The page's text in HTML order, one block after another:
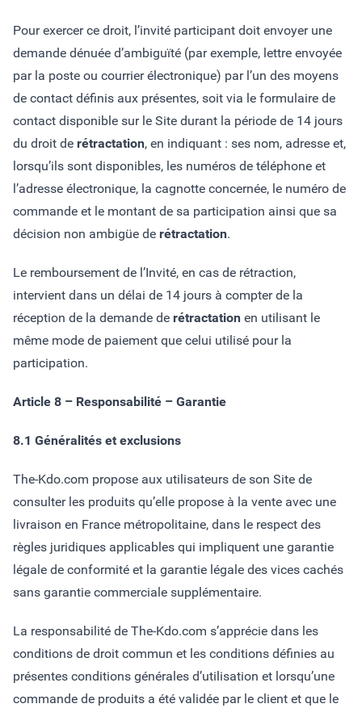
Pour exercer ce droit, l’invité participant doit envoyer une
demande dénuée d’ambiguïté (par exemple, lettre envoyée
par la poste ou courrier électronique) par l’un des moyens
de contact définis aux présentes, soit via le formulaire de
contact disponible sur le Site durant la période de 14 jours
du droit de rétractation, en indiquant : ses nom, adresse et,
lorsqu’ils sont disponibles, les numéros de téléphone et
l’adresse électronique, la cagnotte concernée, le numéro de
commande et le montant de sa participation ainsi que sa
décision non ambigüe de rétractation.
Le remboursement de l’Invité, en cas de rétraction,
intervient dans un délai de 14 jours à compter de la
réception de la demande de rétractation en utilisant le
même mode de paiement que celui utilisé pour la
participation.
Article 8 – Responsabilité – Garantie
8.1 Généralités et exclusions
The-Kdo.com propose aux utilisateurs de son Site de
consulter les produits qu’elle propose à la vente avec une
livraison en France métropolitaine, dans le respect des
règles juridiques applicables qui impliquent une garantie
légale de conformité et la garantie légale des vices cachés
sans garantie commerciale supplémentaire.
La responsabilité de The-Kdo.com s’apprécie dans les
conditions de droit commun et les conditions définies au
présentes conditions générales d’utilisation et lorsqu’une
commande de produits a été validée par le client et que le